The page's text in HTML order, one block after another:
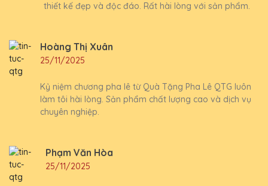
thiết kế đẹp và độc đáo. Rất hài lòng với sản phẩm.
Hoàng Thị Xuân
25/11/2025
Kỷ niệm chương pha lê từ Quà Tặng Pha Lê QTG luôn
làm tôi hài lòng. Sản phẩm chất lượng cao và dịch vụ
chuyên nghiệp.
Phạm Văn Hòa
25/11/2025